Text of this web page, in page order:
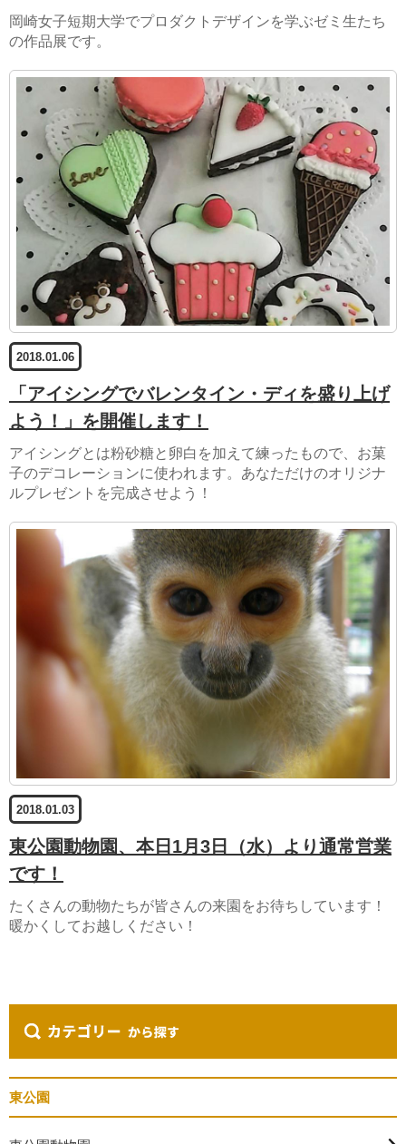
岡崎女子短期大学でプロダクトデザインを学ぶゼミ生たち
の作品展です。
2018.01.06
「アイシングでバレンタイン・ディを盛り上げ
よう！」を開催します！
アイシングとは粉砂糖と卵白を加えて練ったもので、お菓
子のデコレーションに使われます。あなただけのオリジナ
ルプレゼントを完成させよう！
2018.01.03
東公園動物園、本日1月3日（水）より通常営業
です！
たくさんの動物たちが皆さんの来園をお待ちしています！
暖かくしてお越しください！
東公園